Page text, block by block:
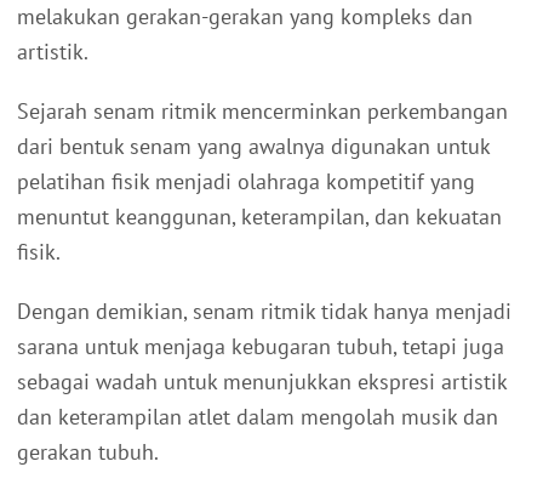
melakukan gerakan-gerakan yang kompleks dan
artistik.
Sejarah senam ritmik mencerminkan perkembangan
dari bentuk senam yang awalnya digunakan untuk
pelatihan fisik menjadi olahraga kompetitif yang
menuntut keanggunan, keterampilan, dan kekuatan
fisik.
Dengan demikian, senam ritmik tidak hanya menjadi
sarana untuk menjaga kebugaran tubuh, tetapi juga
sebagai wadah untuk menunjukkan ekspresi artistik
dan keterampilan atlet dalam mengolah musik dan
gerakan tubuh.